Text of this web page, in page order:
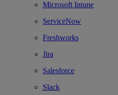
Microsoft Intune
ServiceNow
Freshworks
Jira
Salesforce
Slack